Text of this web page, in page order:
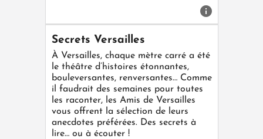
info
Secrets Versailles
À Versailles, chaque mètre carré a été
le théâtre d’histoires étonnantes,
bouleversantes, renversantes… Comme
il faudrait des semaines pour toutes
les raconter, les Amis de Versailles
vous offrent la sélection de leurs
anecdotes préférées. Des secrets à
lire… ou à écouter !